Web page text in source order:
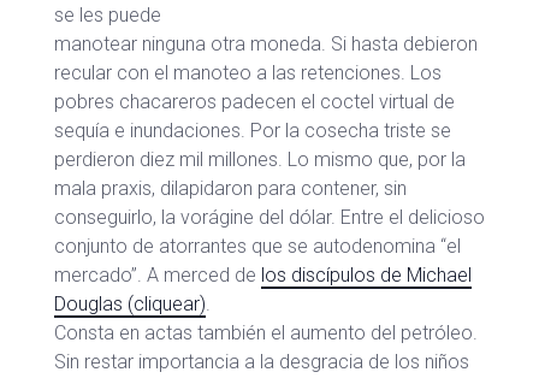
se les puede
manotear ninguna otra moneda. Si hasta debieron
recular con el manoteo a las retenciones. Los
pobres chacareros padecen el coctel virtual de
sequía e inundaciones. Por la cosecha triste se
perdieron diez mil millones. Lo mismo que, por la
mala praxis, dilapidaron para contener, sin
conseguirlo, la vorágine del dólar. Entre el delicioso
conjunto de atorrantes que se autodenomina “el
mercado”. A merced de los discípulos de Michael
Douglas (cliquear).
Consta en actas también el aumento del petróleo.
Sin restar importancia a la desgracia de los niños